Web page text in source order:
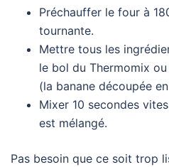
Préchauffer le four à
tournante.
Mettre tous les
le bol du Thermomix
(la banane découpée
Mixer 10 secondes
est mélangé.
Pas besoin que ce soit trop